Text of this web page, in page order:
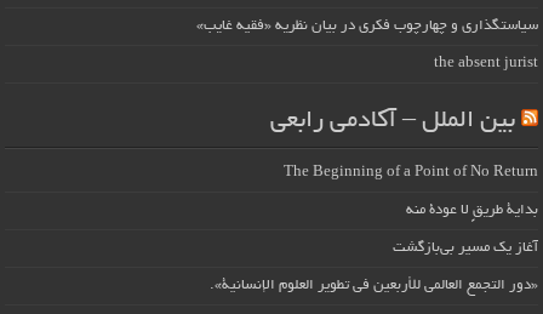
سیاستگذاری و چهارچوب فکری در بیان نظریه «فقیه غایب»
the absent jurist
بین الملل – آکادمی رابعی
The Beginning of a Point of No Return
بداية طريقٍ لا عودة منه
آغاز یک مسیر بی‌بازگشت
«دور التجمع العالمي للأربعين في تطوير العلوم الإنسانية».